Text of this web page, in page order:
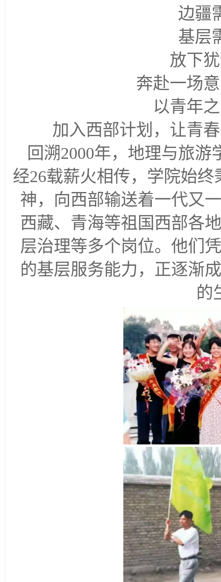
边疆
基层
放下
奔赴一场
以青年
加入西部计划，让青
回溯2000年，地理与旅
经26载薪火相传，学院始
神，向西部输送着一代又
西藏、青海等祖国西部各
层治理等多个岗位。他们
的基层服务能力，正逐渐
的